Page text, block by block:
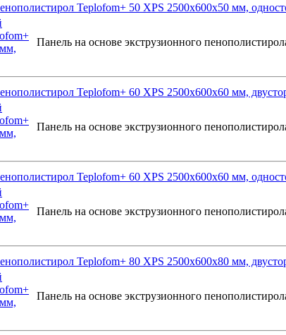
Teplofom+ 50 XPS 2500x600x50 мм,
Панель на основе экструзионного
Teplofom+ 60 XPS 2500x600x60 мм,
Панель на основе экструзионного
Teplofom+ 60 XPS 2500x600x60 мм,
Панель на основе экструзионного
Teplofom+ 80 XPS 2500x600x80 мм,
Панель на основе экструзионного